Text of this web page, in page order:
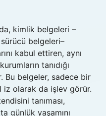
kimlik belgeleri –
belgeleri–
kabul ettiren, aynı
tanıdığı
Bu belgeler, sadece bir
olarak da işlev görür.
tanıması,
günlük yaşamını